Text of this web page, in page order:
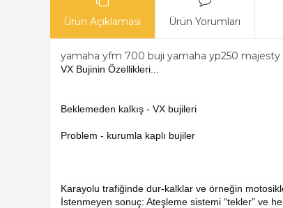
Ürün Açıklaması Ürün Yorumları
yamaha yfm 700 buji yamaha yp250 majesty
VX Bujinin Özellikleri...
Beklemeden kalkış - VX bujileri
Problem - kurumla kaplı bujiler
Karayolu trafiğinde dur-kalklar ve örneğin
İstenmeyen sonuç: Ateşleme sistemi “tekler” ve